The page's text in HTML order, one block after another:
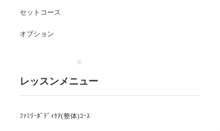
セットコース
オプション
レッスンメニュー
ﾌｧﾐﾘｰﾎﾞﾃﾞｨｹｱ(整体)ｺｰｽ